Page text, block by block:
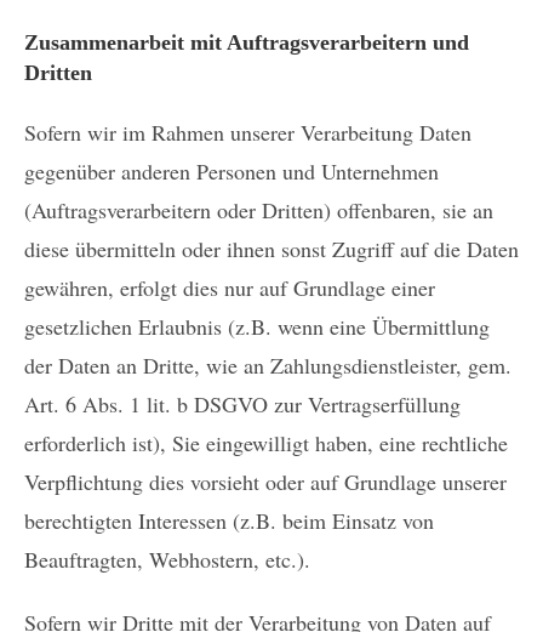
Zusammenarbeit mit Auftragsverarbeitern und
Dritten
Sofern wir im Rahmen unserer Verarbeitung Daten
gegenüber anderen Personen und Unternehmen
(Auftragsverarbeitern oder Dritten) offenbaren, sie an
diese übermitteln oder ihnen sonst Zugriff auf die Daten
gewähren, erfolgt dies nur auf Grundlage einer
gesetzlichen Erlaubnis (z.B. wenn eine Übermittlung
der Daten an Dritte, wie an Zahlungsdienstleister, gem.
Art. 6 Abs. 1 lit. b DSGVO zur Vertragserfüllung
erforderlich ist), Sie eingewilligt haben, eine rechtliche
Verpflichtung dies vorsieht oder auf Grundlage unserer
berechtigten Interessen (z.B. beim Einsatz von
Beauftragten, Webhostern, etc.).
Sofern wir Dritte mit der Verarbeitung von Daten auf